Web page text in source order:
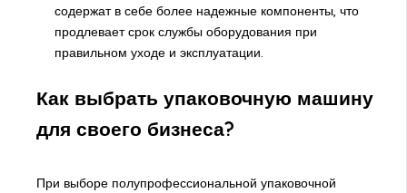
содержат в себе более надежные компоненты, что
продлевает срок службы оборудования при
правильном уходе и эксплуатации.
Как выбрать упаковочную машину
для своего бизнеса?
При выборе полупрофессиональной упаковочной